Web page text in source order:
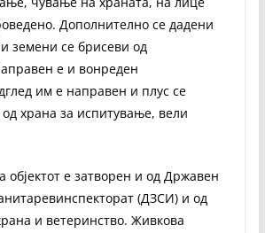
Дополнително се дадени
земени се брисеви од
е и вонреден
им е направен и плус се
храна за испитување, вели
објектот е затворен и од Државен
(ДЗСИ) и од
и ветеринство. Живкова